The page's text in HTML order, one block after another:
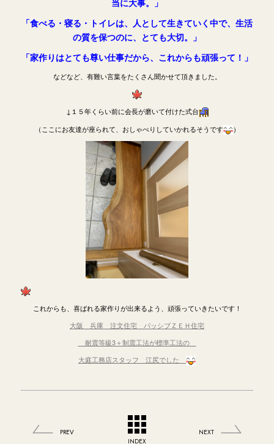
「食べる・寝る・トイレは、人として生きていく中で、生活
の質を保つのに、とても大切。」
「家作りはとても尊い仕事だから、これからも頑張って！」
などなど、有難い言葉をたくさん聞かせて頂きました。
↓１５年くらい前に会長が磨いて付けた式台
（ここにお友達が座られて、おしゃべりしていかれるそうです
）
これからも、喜ばれる家作りが出来るよう、頑張っていきたいです！
大阪 兵庫 注文住宅 パッシブＺＥＨ住宅
耐震等級3＋制震工法が標準工法の
大庭工務店スタッフ 江尻でした
PREV
INDEX
NEXT